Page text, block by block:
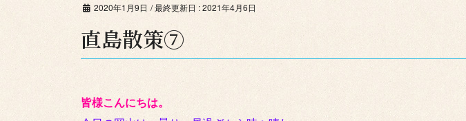
2020年1月9日 / 最終更新日 :2021年4月6日
直島散策⑦
皆様こんにちは。